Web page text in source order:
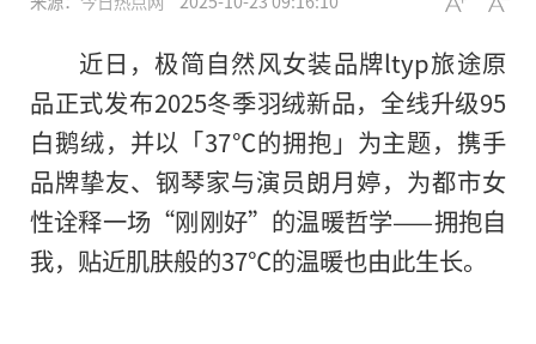
近日，极简自然风女装品牌ltyp旅途原
品正式发布2025冬季羽绒新品，全线升级95
白鹅绒，并以「37℃的拥抱」为主题，携手
品牌挚友、钢琴家与演员朗月婷，为都市女
性诠释一场“刚刚好”的温暖哲学——拥抱自
我，贴近肌肤般的37℃的温暖也由此生长。